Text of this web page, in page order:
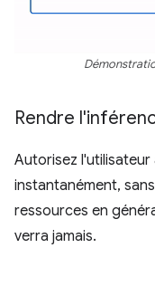
Rendre
Autorisez
instantanément,
ressources en
verra jamais.